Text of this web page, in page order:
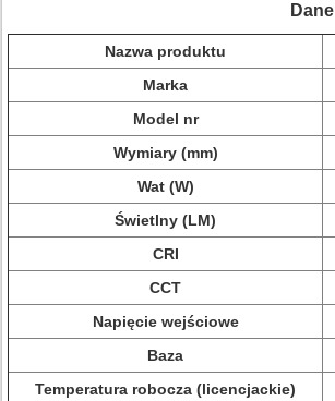
Dane
Nazwa produktu
Marka
Model nr
Wymiary (mm)
Wat (W)
Świetlny (LM)
CRI
CCT
Napięcie wejściowe
Baza
Temperatura robocza (licencjackie)